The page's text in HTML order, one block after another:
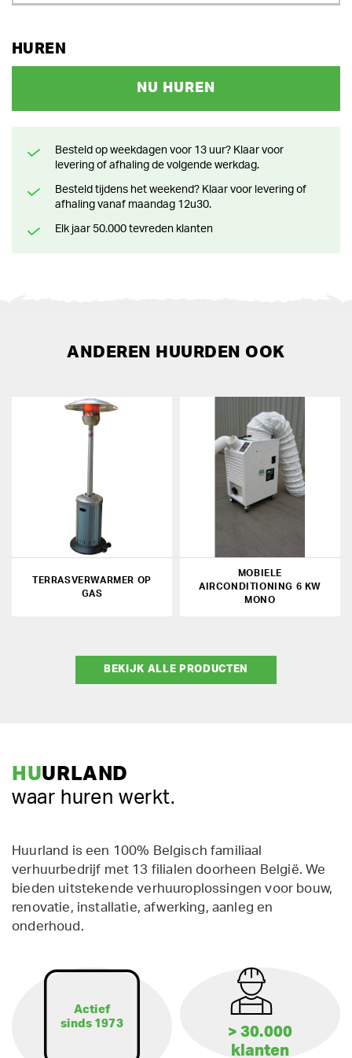
HUREN
NU HUREN
Besteld op weekdagen voor 13 uur? Klaar voor
levering of afhaling de volgende werkdag.
Besteld tijdens het weekend? Klaar voor levering of
afhaling vanaf maandag 12u30.
Elk jaar 50.000 tevreden klanten
ANDEREN HUURDEN OOK
TERRASVERWARMER OP
GAS
MOBIELE
AIRCONDITIONING 6 KW
MONO
BEKIJK ALLE PRODUCTEN
HUURLAND
waar huren werkt.
Huurland is een 100% Belgisch familiaal
verhuurbedrijf met 13 filialen doorheen België. We
bieden uitstekende verhuuroplossingen voor bouw,
renovatie, installatie, afwerking, aanleg en
onderhoud.
Actief
sinds 1973
> 30.000
klanten